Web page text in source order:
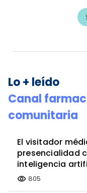
Lo + leído
Canal
comunitaria
El visitador
presencialidad
inteligencia
visibility 805